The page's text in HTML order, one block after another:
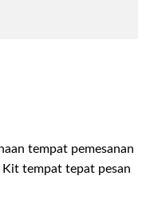
tempat pemesanan
tempat tepat pesan